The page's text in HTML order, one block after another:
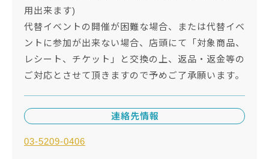
用出来ます)
代替イベントの開催が困難な場合、または代替イベ
ントに参加が出来ない場合、店頭にて「対象商品、
レシート、チケット」と交換の上、返品・返金等の
ご対応とさせて頂きますので予めご了承願います。
連絡先情報
03-5209-0406